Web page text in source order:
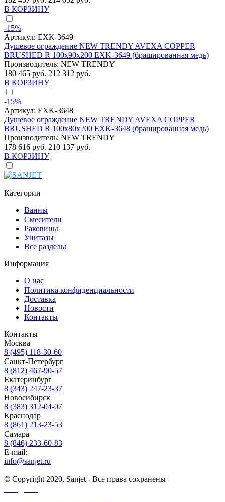
В КОРЗИНУ
-15%
Артикул: EXK-3649
Душевое ограждение NEW TRENDY AVEXA COPPER
BRUSHED R 100x90x200 EXK-3649 (брашированная медь)
Производитель: NEW TRENDY
180 465 руб. 212 312 руб.
В КОРЗИНУ
-15%
Артикул: EXK-3648
Душевое ограждение NEW TRENDY AVEXA COPPER
BRUSHED R 100x80x200 EXK-3648 (брашированная медь)
Производитель: NEW TRENDY
178 616 руб. 210 137 руб.
В КОРЗИНУ
Категории
Ванны
Смесители
Раковины
Унитазы
Все разделы
Информация
О нас
Политика конфиденциальности
Доставка
Новости
Контакты
Контакты
Москва
8 (495) 118-30-60
Санкт-Петербург
8 (812) 467-90-57
Екатеринбург
8 (343) 247-23-37
Новосибирск
8 (383) 312-04-07
Краснодар
8 (861) 213-23-53
Самара
8 (846) 233-60-83
E-mail:
info@sanjet.ru
© Copyright 2020, Sanjet - Все права сохранены